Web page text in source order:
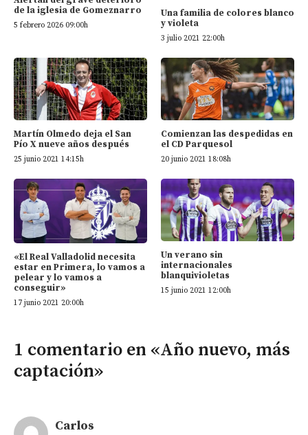
de la iglesia de Gomeznarro
5 febrero 2026 09:00h
Una familia de colores blanco
y violeta
3 julio 2021 22:00h
Martín Olmedo deja el San
Pío X nueve años después
25 junio 2021 14:15h
Comienzan las despedidas en
el CD Parquesol
20 junio 2021 18:08h
«El Real Valladolid necesita
estar en Primera, lo vamos a
pelear y lo vamos a
conseguir»
17 junio 2021 20:00h
Un verano sin
internacionales
blanquivioletas
15 junio 2021 12:00h
1 comentario en «Año nuevo, más
captación»
Carlos